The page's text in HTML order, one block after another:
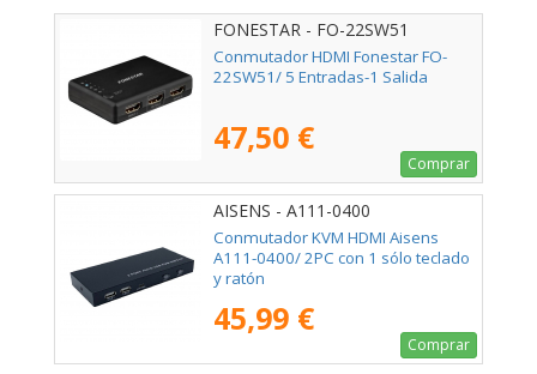
FONESTAR - FO-22SW51
Conmutador HDMI Fonestar FO-
22SW51/ 5 Entradas-1 Salida
47,50 €
Comprar
AISENS - A111-0400
Conmutador KVM HDMI Aisens
A111-0400/ 2PC con 1 sólo teclado
y ratón
45,99 €
Comprar